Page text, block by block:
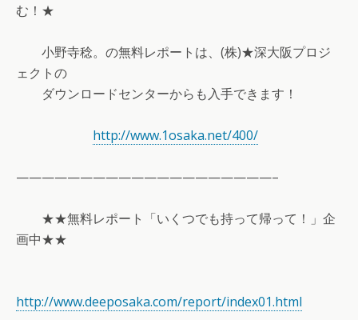
む！★
小野寺稔。の無料レポートは、(株)★深大阪プロジ
ェクトの
ダウンロードセンターからも入手できます！
http://www.1osaka.net/400/
————————————————————–
★★無料レポート「いくつでも持って帰って！」企
画中★★
http://www.deeposaka.com/report/index01.html